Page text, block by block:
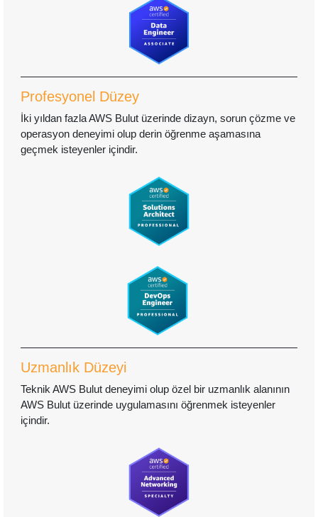
Profesyonel Düzey
İki yıldan fazla AWS Bulut üzerinde dizayn, sorun çözme ve
operasyon deneyimi olup derin öğrenme aşamasına
geçmek isteyenler içindir.
Uzmanlık Düzeyi
Teknik AWS Bulut deneyimi olup özel bir uzmanlık alanının
AWS Bulut üzerinde uygulamasını öğrenmek isteyenler
içindir.